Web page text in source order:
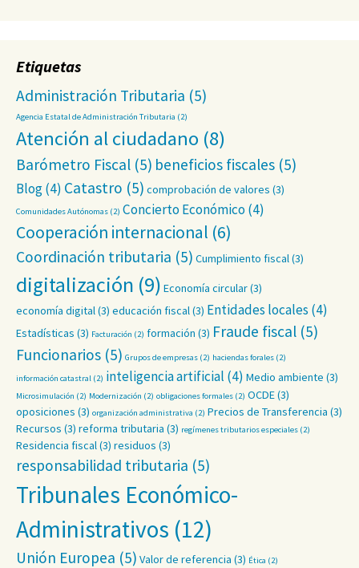
Etiquetas
Administración Tributaria (5)
Agencia Estatal de Administración Tributaria (2)
Atención al ciudadano (8)
Barómetro Fiscal (5) beneficios fiscales (5)
Blog(4) Catastro (5) comprobación de valores (3)
Comunidades Autónomas (2) Concierto Económico(4)
Cooperación internacional (6)
Coordinación tributaria (5) Cumplimiento fiscal(3)
digitalización (9) Economía circular(3)
economía digital(3) educación fiscal(3) Entidades locales (4)
Estadísticas (3) Facturación (2) formación (3) Fraude fiscal (5)
Funcionarios (5) Grupos de empresas (2) haciendas forales (2)
información catastral (2) inteligencia artificial (4) Medio ambiente (3)
Microsimulación (2) Modernización (2) obligaciones formales (2) OCDE(3)
oposiciones (3) organización administrativa (2) Precios de Transferencia (3)
Recursos (3) reforma tributaria (3) regímenes tributarios especiales (2)
Residencia fiscal(3) residuos (3)
responsabilidad tributaria (5)
Tribunales Económico-
Administrativos (12)
Unión Europea (5) Valor de referencia (3) Ética (2)